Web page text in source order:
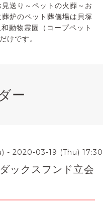
送り～ペットの火葬～お
炉のペット葬儀場は貝塚
動物霊園（コープペット
けです。
ー
- 2020-03-19 (Thu)
ックスフンド立会